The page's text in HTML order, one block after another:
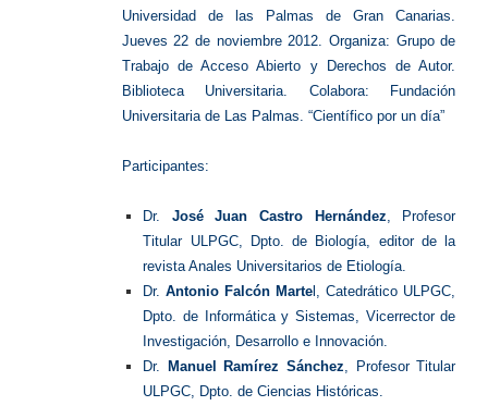
Universidad de las Palmas de Gran Canarias.
Jueves 22 de noviembre 2012. Organiza: Grupo de
Trabajo de Acceso Abierto y Derechos de Autor.
Biblioteca Universitaria. Colabora: Fundación
Universitaria de Las Palmas. “Científico por un día”
Participantes:
Dr. José Juan Castro Hernández , Profesor
Titular ULPGC, Dpto. de Biología, editor de la
revista Anales Universitarios de Etiología.
Dr.Antonio Falcón Martel, Catedrático ULPGC,
Dpto. de Informática y Sistemas, Vicerrector de
Investigación, Desarrollo e Innovación.
Dr. Manuel Ramírez Sánchez , Profesor Titular
ULPGC, Dpto. de Ciencias Históricas.